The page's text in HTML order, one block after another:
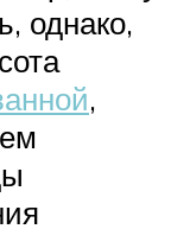
однако,
,